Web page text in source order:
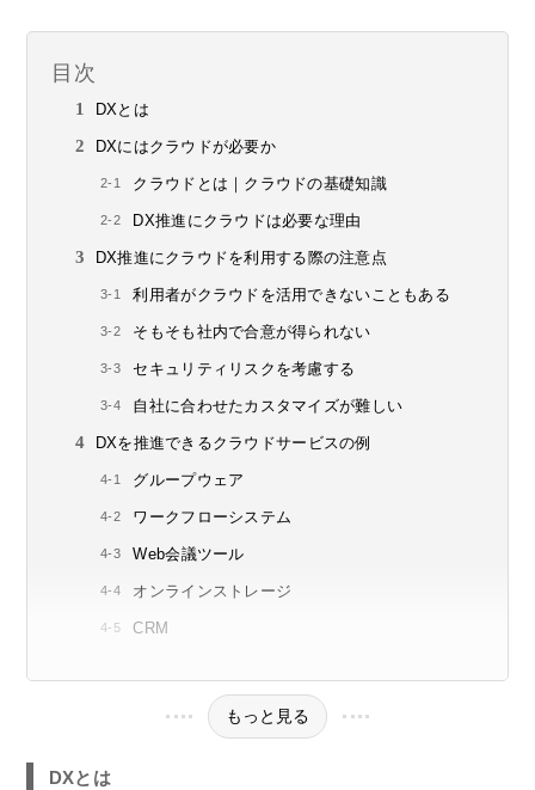
目次
DXとは
DXにはクラウドが必要か
クラウドとは｜クラウドの基礎知識
DX推進にクラウドは必要な理由
DX推進にクラウドを利用する際の注意点
利用者がクラウドを活用できないこともある
そもそも社内で合意が得られない
セキュリティリスクを考慮する
自社に合わせたカスタマイズが難しい
DXを推進できるクラウドサービスの例
グループウェア
ワークフローシステム
Web会議ツール
オンラインストレージ
CRM
もっと見る
DXとは